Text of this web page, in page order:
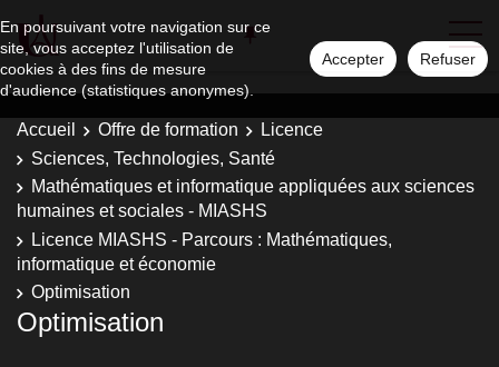
En poursuivant votre navigation sur ce
site, vous acceptez l'utilisation de
cookies à des fins de mesure
d'audience (statistiques anonymes).
Accepter Refuser
Accueil Offre de formation
Licence
Sciences, Technologies, Santé
Mathématiques et informatique appliquées aux sciences
humaines et sociales - MIASHS
Licence MIASHS - Parcours : Mathématiques,
informatique et économie
Optimisation
Optimisation